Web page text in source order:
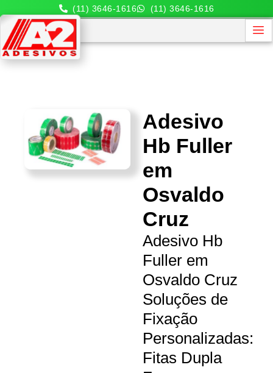
(11) 3646-1616 (11) 3646-1616
Adesivo
Hb Fuller
em
Osvaldo
Cruz
Adesivo Hb
Fuller em
Osvaldo Cruz
Soluções de
Fixação
Personalizadas:
Fitas Dupla